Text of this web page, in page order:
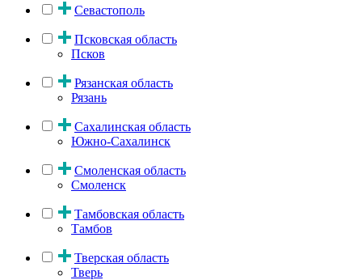
Севастополь
Псковская область
Псков
Рязанская область
Рязань
Сахалинская область
Южно-Сахалинск
Смоленская область
Смоленск
Тамбовская область
Тамбов
Тверская область
Тверь